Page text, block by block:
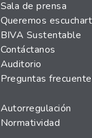
Sala de prensa
Queremos
BIVA Sustentable
Contáctanos
Auditorio
Preguntas
Autorregulación
Normatividad